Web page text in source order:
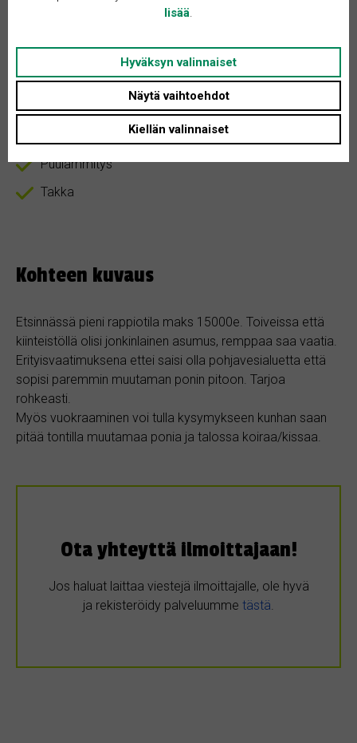
Asunnon tyyppi: Omakotitalo
Leivinuuni
Puulämmitys
Takka
Kohteen kuvaus
Etsinnässä pieni rappiotila maks 15000e. Toiveissa että
kiinteistöllä olisi jonkinlainen asumus, remppaa saa vaatia.
Erityisvaatimuksena ettei saisi olla pohjavesialuetta että
sopisi paremmin muutaman ponin pitoon. Tarjoa
rohkeasti.
Myös vuokraaminen voi tulla kysymykseen kunhan saan
pitää tontilla muutamaa ponia ja talossa koiraa/kissaa.
Ota yhteyttä ilmoittajaan!
Jos haluat laittaa viestejä ilmoittajalle, ole hyvä
ja rekisteröidy palveluumme tästä
lisää
Hyväksyn valinnaiset
Näytä vaihtoehdot
Kiellän valinnaiset